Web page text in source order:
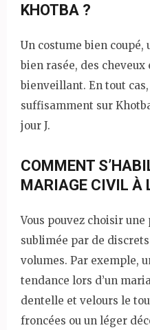
KHOTBA ?
Un costume bien coupé,
bien rasée, des
bienveillant. En tout
suffisamment sur
jour J.
COMMENT
MARIAGE CIVIL À
Vous pouvez choisir
sublimée par de
volumes. Par exemple,
tendance lors d’un
dentelle et velours le
froncées ou un léger